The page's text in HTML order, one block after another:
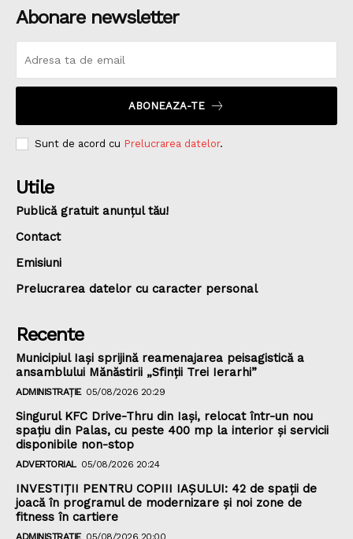
Abonare newsletter
ABONEAZA-TE
Sunt de acord cu Prelucrarea datelor.
Utile
Publică gratuit anunțul tău!
Contact
Emisiuni
Prelucrarea datelor cu caracter personal
Recente
Municipiul Iași sprijină reamenajarea peisagistică a
ansamblului Mănăstirii „Sfinții Trei Ierarhi”
ADMINISTRAȚIE 05/08/2026 20:29
Singurul KFC Drive-Thru din Iași, relocat într-un nou
spaţiu din Palas, cu peste 400 mp la interior și servicii
disponibile non-stop
ADVERTORIAL 05/08/2026 20:24
INVESTIȚII PENTRU COPIII IAȘULUI: 42 de spații de
joacă în programul de modernizare și noi zone de
fitness în cartiere
ADMINISTRAȚIE 05/08/2026 20:00